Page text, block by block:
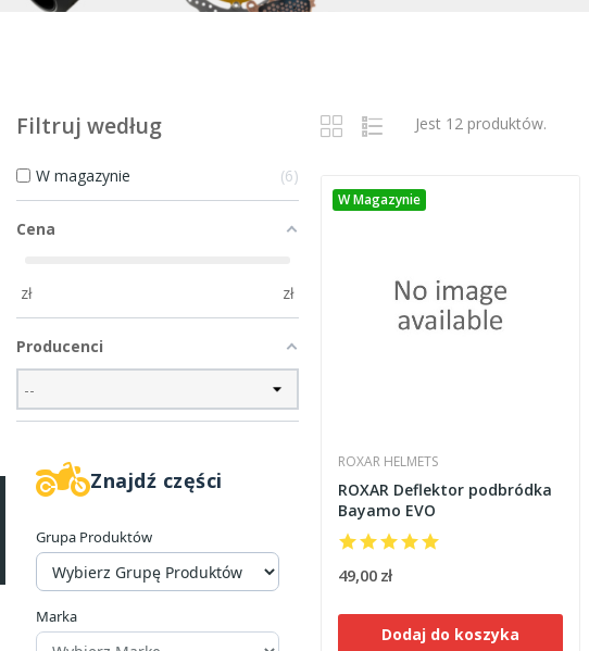
Filtruj według
W magazynie 6
Cena
zł zł
Producenci
Znajdź części
Grupa Produktów
Marka
Jest 12 produktów.
W Magazynie
ROXAR HELMETS
ROXAR Deflektor podbródka
Bayamo EVO
49,00 zł
Dodaj do koszyka